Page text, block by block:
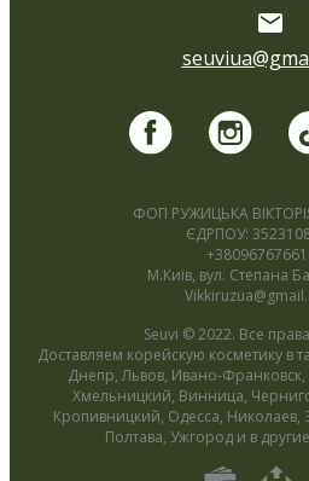
ФОП РУЖИЦЬКА
ЄДРПОУ:
М.Київ, вул. Степана
Seuvi © 2022. Все
Доставляем корейскую косметику в
Днепр, Львов, Ивано-
Хмельницкий, Винница,
Кропивницкий, Одесса,
Полтава, Ужгород и в